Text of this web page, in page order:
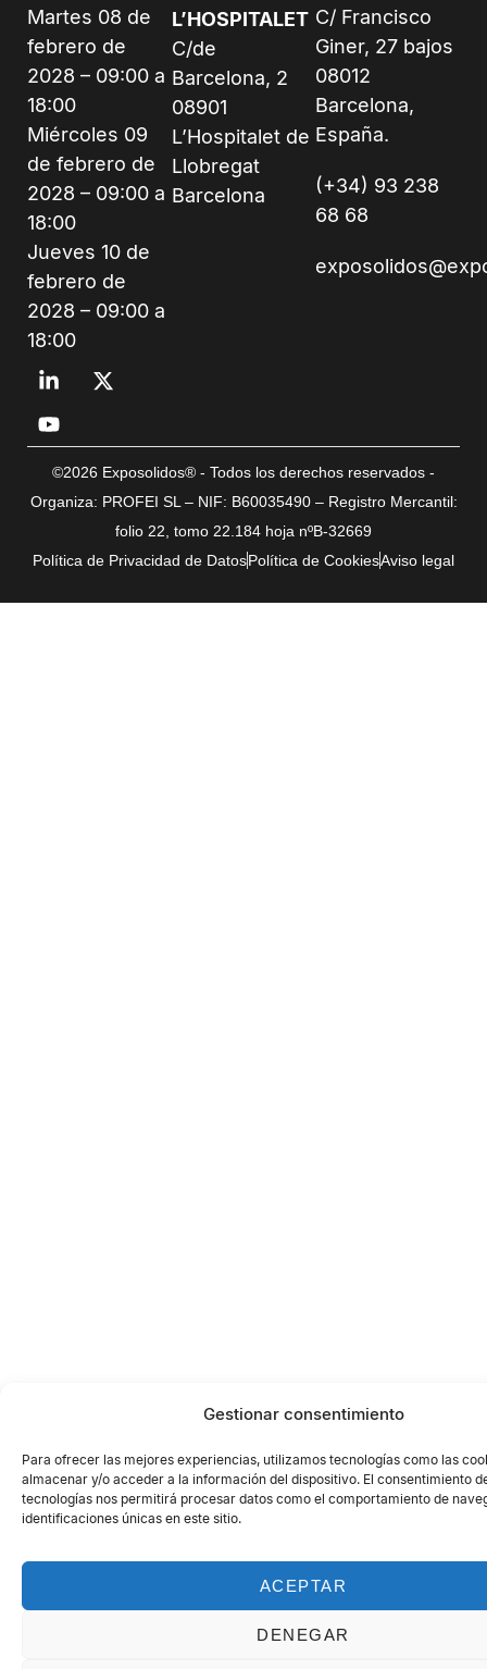
Gestionar consentimiento
Para ofrecer las mejores experiencias, utilizamos tecnologías como las
almacenar y/o acceder a la información del dispositivo. El consentimiento
tecnologías nos permitirá procesar datos como el comportamiento de
identificaciones únicas en este sitio.
ACEPTAR
DENEGAR
Martes 08 de
febrero de
2028 – 09:00 a
18:00
Miércoles 09
de febrero de
2028 – 09:00 a
18:00
Jueves 10 de
febrero de
2028 – 09:00 a
18:00
L’HOSPITALET
C/de
Barcelona, 2
08901
L’Hospitalet de
Llobregat
Barcelona
C/ Francisco
Giner, 27 bajos
08012
Barcelona,
España.
(+34) 93 238
68 68
©2026 Exposolidos® - Todos los derechos reservados -
Organiza: PROFEI SL – NIF: B60035490 – Registro Mercantil:
folio 22, tomo 22.184 hoja nºB-32669
Política de Privacidad de DatosPolítica de CookiesAviso legal